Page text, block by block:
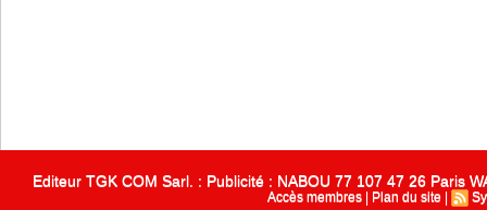
Editeur TGK COM Sarl. : Publicité : NABOU 77 107 47 26 Paris
Accès membres Plan du site